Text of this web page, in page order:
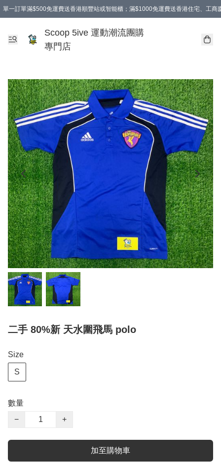
單一訂單滿$500免運費送香港順豐站或智能櫃；滿$1000免運費送香港住宅、工商
Scoop 5ive 運動潮流團購
專門店
二手 80%新 天水圍飛馬 polo
Size
S
數量
−
+
加至購物車